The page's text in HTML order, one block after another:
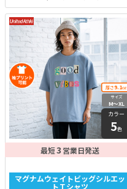
側に凸凹構造を採用することでシル
クのような肌触りを実現していま
す。
厚さ9.1oz
サイズ
M〜XL
カラー
5色
最短3 営業日発送
マグナムウェイトビッグシルエッ
トＴシャツ